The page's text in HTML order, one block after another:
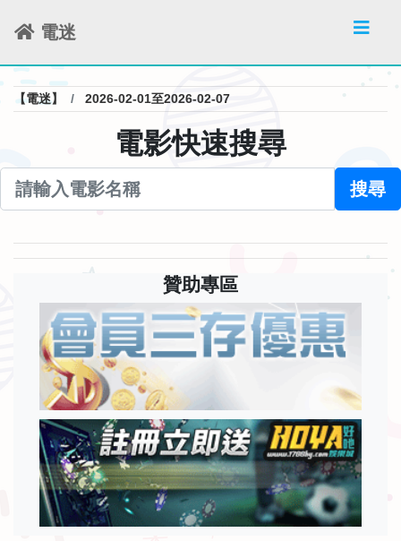
電迷
【電迷】 2026-02-01至2026-02-07
電影快速搜尋
搜尋
贊助專區